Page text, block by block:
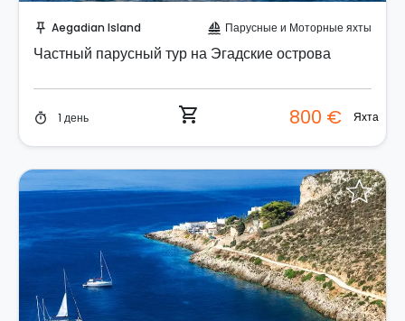
push_pin Aegadian Island sailing Парусные и Моторные яхты
Частный парусный тур на Эгадские острова
timer 1 день shopping_cart 800 € Яхта